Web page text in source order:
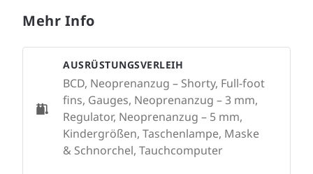
Mehr Info
AUSRÜSTUNGSVERLEIH
BCD, Neoprenanzug – Shorty, Full-foot
fins, Gauges, Neoprenanzug – 3 mm,
Regulator, Neoprenanzug – 5 mm,
Kindergrößen, Taschenlampe, Maske
& Schnorchel, Tauchcomputer